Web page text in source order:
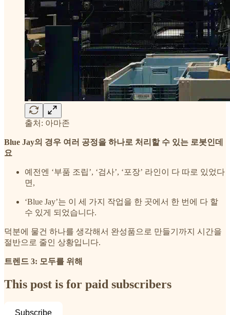
출처: 아마존
Blue Jay의 경우 여러 공정을 하나로 처리할 수 있는 로봇인데
요
예전엔 ‘부품 조립’, ‘검사’, ‘포장’ 라인이 다 따로 있었다
면,
‘Blue Jay’는 이 세 가지 작업을 한 곳에서 한 번에 다 할
수 있게 되었습니다.
덕분에 물건 하나를 생각해서 완성품으로 만들기까지 시간을
절반으로 줄인 상황입니다.
트렌드 3: 모두를 위해
This post is for paid subscribers
Subscribe